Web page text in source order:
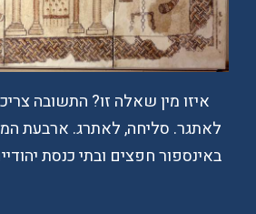
איזו מין שאלה זו? התשובה
לאתגר. סליחה, לאתרג. ארבעת
באינספור חפצים ובתי כנסת